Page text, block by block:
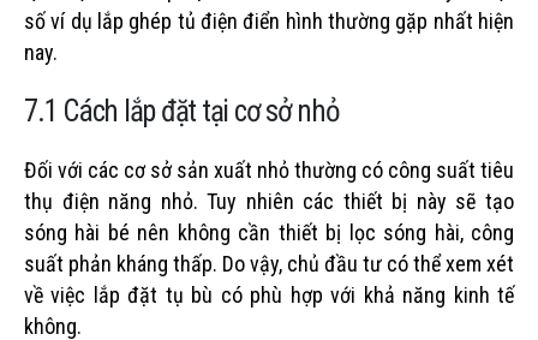
số ví dụ lắp ghép tủ điện điển hình thường gặp nhất hiện
nay.
7.1 Cách lắp đặt tại cơ sở nhỏ
Đối với các cơ sở sản xuất nhỏ thường có công suất tiêu
thụ điện năng nhỏ. Tuy nhiên các thiết bị này sẽ tạo
sóng hài bé nên không cần thiết bị lọc sóng hài, công
suất phản kháng thấp. Do vậy, chủ đầu tư có thể xem xét
về việc lắp đặt tụ bù có phù hợp với khả năng kinh tế
không.